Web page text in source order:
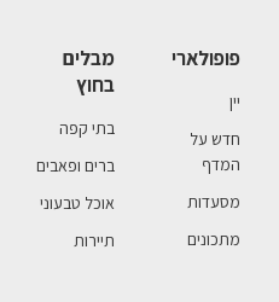
פופולארי
יין
חדש על
המדף
מסעדות
מתכונים
מבלים
בחוץ
בתי קפה
ברים ופאבים
אוכל טבעוני
תיירות